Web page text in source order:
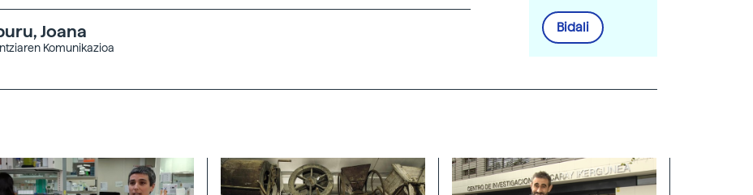
Joana
Komunikazioa
Bidali